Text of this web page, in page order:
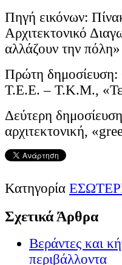
Πηγή εικόνων:
Αρχιτεκτονικό
αλλάζουν την
Πρώτη δημοσίευση:
Τ.Ε.Ε. – Τ.Κ.Μ.,
Δεύτερη
αρχιτεκτονική,
Κατηγορία
Σχετικά Άρθρα
Βεράντες και
περιβάλλοντα